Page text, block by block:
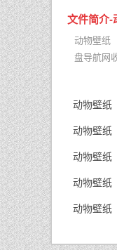
文件简介-
动物壁纸
盘导航网
动物壁纸
动物壁纸
动物壁纸
动物壁纸
动物壁纸